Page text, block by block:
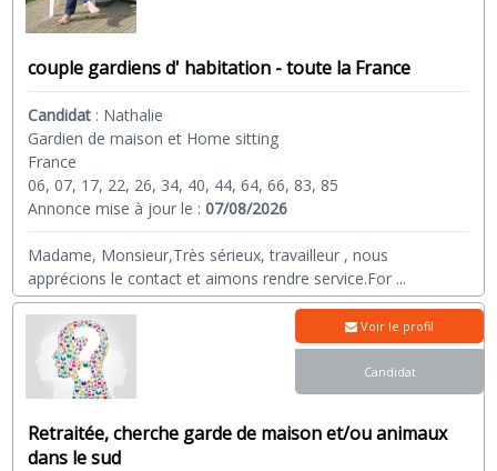
couple gardiens d' habitation - toute la France
Candidat : Nathalie
Gardien de maison et Home sitting
France
06, 07, 17, 22, 26, 34, 40, 44, 64, 66, 83, 85
Annonce mise à jour le :07/08/2026
Madame, Monsieur,Très sérieux, travailleur , nous
apprécions le contact et aimons rendre service.For ...
Retraitée, cherche garde de maison et/ou animaux
dans le sud
Voir le profil
Candidat